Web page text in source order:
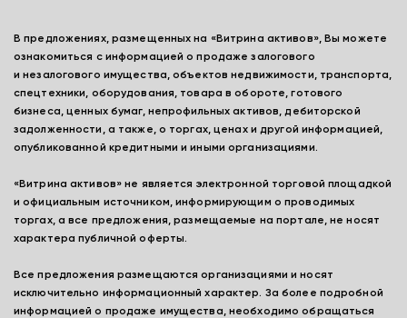
В предложениях, размещенных на «Витрина активов», Вы можете
ознакомиться с информацией о продаже залогового
и незалогового имущества, объектов недвижимости, транспорта,
спецтехники, оборудования, товара в обороте, готового
бизнеса, ценных бумаг, непрофильных активов, дебиторской
задолженности, а также, о торгах, ценах и другой информацией,
опубликованной кредитными и иными организациями.
«Витрина активов» не является электронной торговой площадкой
и официальным источником, информирующим о проводимых
торгах, а все предложения, размещаемые на портале, не носят
характера публичной оферты.
Все предложения размещаются организациями и носят
исключительно информационный характер. За более подробной
информацией о продаже имущества, необходимо обращаться